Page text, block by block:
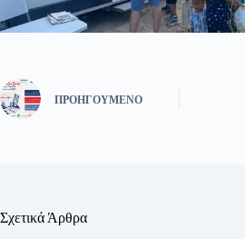
ΠΡΟΗΓΟΎΜΕΝΟ
Σχετικά Άρθρα